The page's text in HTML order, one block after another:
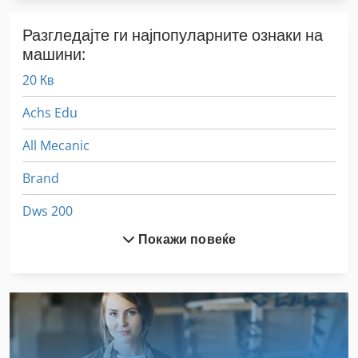
Разгледајте ги најпопуларните ознаки на
машини:
20 Кв
Achs Edu
All Mecanic
Brand
Dws 200
German
Hsc 20 Linear
Покажи повеќе